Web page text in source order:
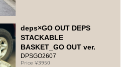
deps×GO OUT DEPS
STACKABLE
BASKET_GO OUT ver.
DPSGO2607
3950